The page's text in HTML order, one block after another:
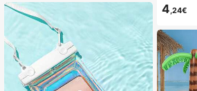
4 ,24€